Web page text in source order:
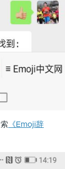
《Emoji辞